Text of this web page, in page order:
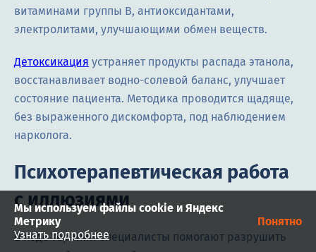
витаминами группы B, антиоксидантами,
электролитами, улучшающими обмен веществ.
Детоксикация устраняет продукты распада этанола,
восстанавливает водно-солевой баланс, улучшает
состояние пациента. Методика проводится щадяще,
без выраженного дискомфорта, под наблюдением
нарколога.
Психотерапевтическая работа
с иллюзиями
В ходе терапии специалисты помогают разрушить
Мы используем файлы cookie и Яндекс
Метрику
Узнать подробнее
Понятно